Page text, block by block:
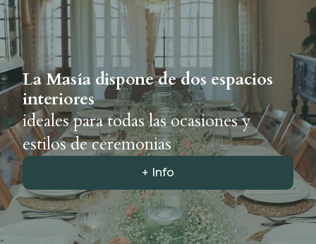
La Masía dispone de dos espacios
interiores
ideales para todas las ocasiones y
estilos de ceremonias
+ Info